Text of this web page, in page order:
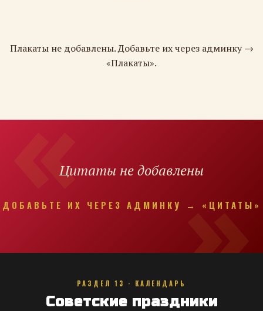
Плакаты не добавлены. Добавьте их через админку →
«Плакаты».
Цитаты не добавлены
ДОБАВЬТЕ ИХ ЧЕРЕЗ АДМИНКУ → «ЦИТАТЫ»
РАЗДЕЛ 13 · КАЛЕНДАРЬ
Советские праздники